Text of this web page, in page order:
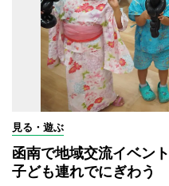
見る・遊ぶ
函南で地域交流イベン
子ども連れでにぎわう